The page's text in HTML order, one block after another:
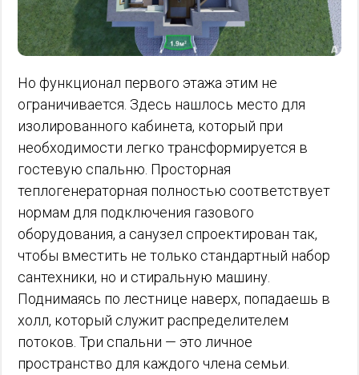
Но функционал первого этажа этим не
ограничивается. Здесь нашлось место для
изолированного кабинета, который при
необходимости легко трансформируется в
гостевую спальню. Просторная
теплогенераторная полностью соответствует
нормам для подключения газового
оборудования, а санузел спроектирован так,
чтобы вместить не только стандартный набор
сантехники, но и стиральную машину.
Поднимаясь по лестнице наверх, попадаешь в
холл, который служит распределителем
потоков. Три спальни — это личное
пространство для каждого члена семьи.